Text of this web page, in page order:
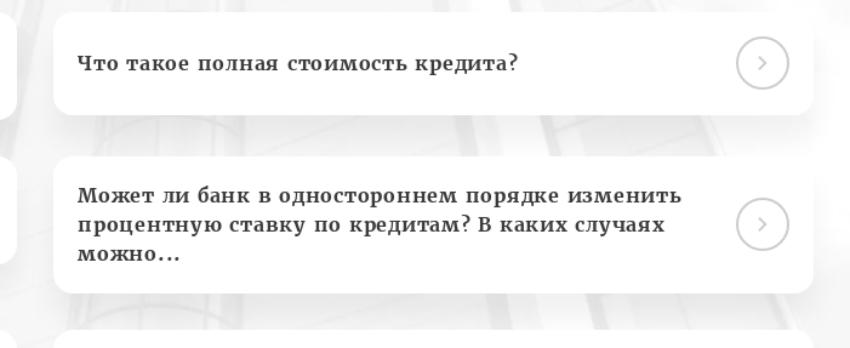
Что такое полная стоимость кредита?
Может ли банк в одностороннем порядке изменить
процентную ставку по кредитам? В каких случаях
можно...